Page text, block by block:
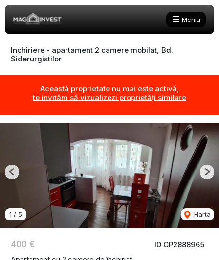
Meniu
Inchiriere - apartament 2 camere mobilat, Bd.
Siderurgistilor
Această proprietate nu mai este activă,
te invităm să vizualizezi proprietăți similare
ID CP2888965
400 €
1 / 5 Harta
Previous